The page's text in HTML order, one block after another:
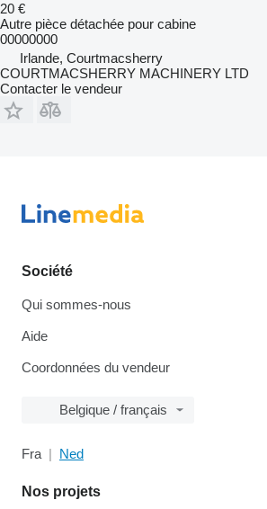
20 €
Autre pièce détachée pour cabine
00000000
Irlande, Courtmacsherry
COURTMACSHERRY MACHINERY LTD
Contacter le vendeur
Société
Qui sommes-nous
Aide
Coordonnées du vendeur
Belgique / français
Fra Ned
Nos projets